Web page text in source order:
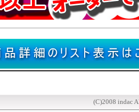
(C)2008 indac